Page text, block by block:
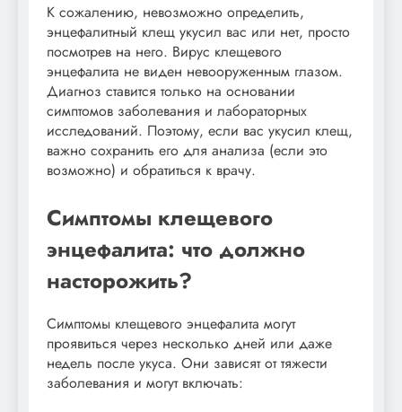
К сожалению, невозможно определить,
энцефалитный клещ укусил вас или нет, просто
посмотрев на него. Вирус клещевого
энцефалита не виден невооруженным глазом.
Диагноз ставится только на основании
симптомов заболевания и лабораторных
исследований. Поэтому, если вас укусил клещ,
важно сохранить его для анализа (если это
возможно) и обратиться к врачу.
Симптомы клещевого
энцефалита: что должно
насторожить?
Симптомы клещевого энцефалита могут
проявиться через несколько дней или даже
недель после укуса. Они зависят от тяжести
заболевания и могут включать: